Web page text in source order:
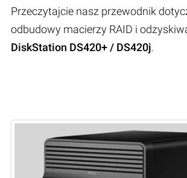
Przeczytajcie nasz przewodnik
odbudowy macierzy RAID i
DiskStation DS420+ / DS420j.